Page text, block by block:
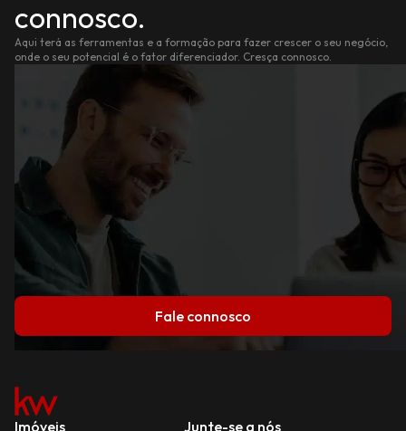
connosco.
Aqui terá as ferramentas e a formação para fazer crescer o seu negócio,
onde o seu potencial é o fator diferenciador. Cresça connosco.
Fale connosco
Imóveis Junte-se a nós